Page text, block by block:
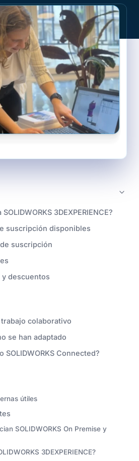
3DEXPERIENCE?
suscripción disponibles
suscripción
descuentos
colaborativo
se han adaptado
SOLIDWORKS Connected?
útiles
SOLIDWORKS On Premise y
3DEXPERIENCE?